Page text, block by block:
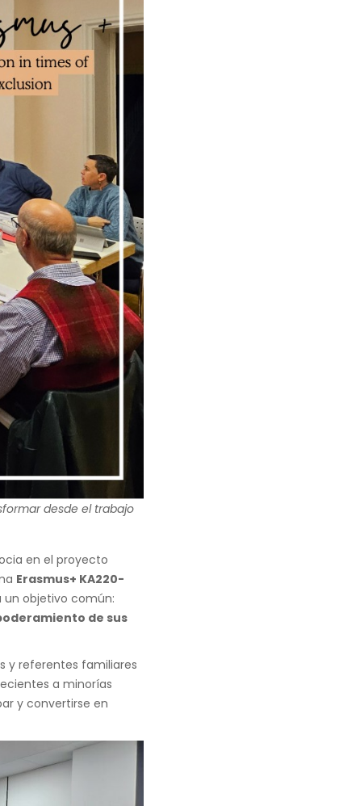
desde el trabajo
en el proyecto
Erasmus+ KA220-
objetivo común:
de sus
y referentes familiares
a minorías
y convertirse en